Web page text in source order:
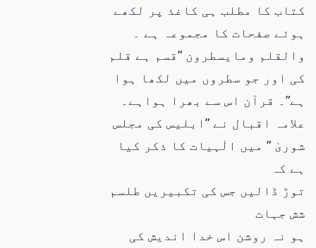
کتاب کا مطلب ہی کاغذ پر لکھے
ہوئے صفحات کا مجموعہ ہے ۔
والقلم ومایسطرون ”قسم ہے قلم
کی اور جو سطروں میں لکھا ہوا
ہے”۔ قرآن اس سے بھرا ہواہے۔
علامہ اقبال نے ”ابلیس کی مجلس
شوریٰ ” میں الٰہیات کا ذکر کیا
ہے کہ
توڑ ڈالیں جس کی تکبیریں طلسم
شش جہات
ہو نہ روشن اس خدا اندیش کی